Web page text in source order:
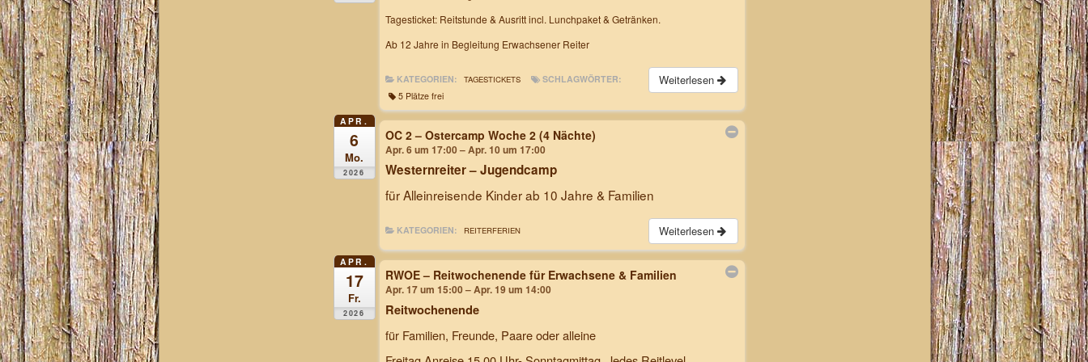
Tagesticket: Reitstunde & Ausritt incl. Lunchpaket & Getränken.
Ab 12 Jahre in Begleitung Erwachsener Reiter
Weiterlesen
KATEGORIEN: TAGESTICKETS
SCHLAGWÖRTER:
5 Plätze frei
APR.
6
Mo.
2026
OC 2 – Ostercamp Woche 2 (4 Nächte)
Apr. 6 um 17:00 – Apr. 10 um 17:00
Westernreiter – Jugendcamp
für Alleinreisende Kinder ab 10 Jahre & Familien
Weiterlesen
KATEGORIEN: REITERFERIEN
APR.
17
Fr.
2026
RWOE – Reitwochenende für Erwachsene & Familien
Apr. 17 um 15:00 – Apr. 19 um 14:00
Reitwochenende
für Familien, Freunde, Paare oder alleine